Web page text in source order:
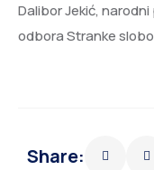
Dalibor Jekić,
odbora Stranke
Share: